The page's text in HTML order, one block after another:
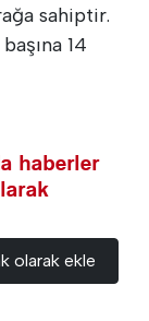
sahiptir.
14
haberler
olarak ekle